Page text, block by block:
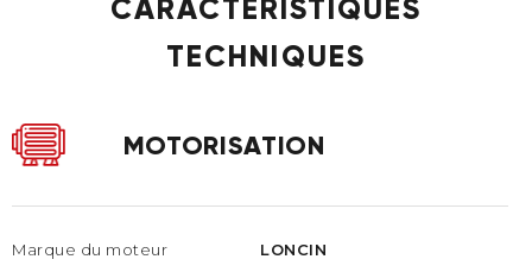
CARACTÉRISTIQUES
TECHNIQUES
MOTORISATION
Marque du moteur LONCIN